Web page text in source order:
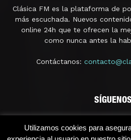
Clásica FM es la plataforma de
más escuchada. Nuevos
online 24h que te ofrecen la
como nunca antes la
Contáctanos:
SÍGUENOS
Utilizamos cookies para